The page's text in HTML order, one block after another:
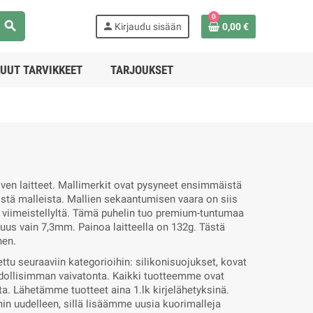
search person Kirjaudu sisään
0
0,00 €
TARVIKKEET TARJOUKSET
laitteet. Mallimerkit ovat pysyneet ensimmäistä
malleista. Mallien sekaantumisen vaara on siis
Tämä puhelin tuo premium-tuntumaa
vain 7,3mm. Painoa laitteella on 132g. Tästä
seuraaviin kategorioihin: silikonisuojukset, kovat
vaivatonta. Kaikki tuotteemme ovat
Lähetämme tuotteet aina 1.lk kirjelähetyksinä.
uudelleen, sillä lisäämme uusia kuorimalleja